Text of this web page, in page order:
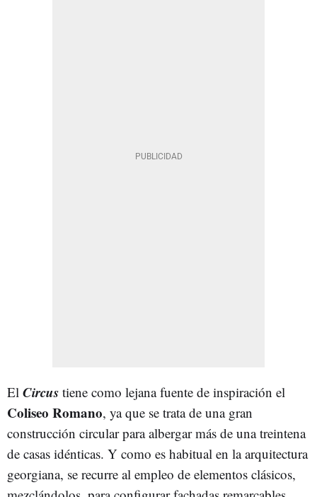
El Circus tiene como lejana fuente de inspiración el
Coliseo Romano, ya que se trata de una gran
construcción circular para albergar más de una treintena
de casas idénticas. Y como es habitual en la arquitectura
georgiana, se recurre al empleo de elementos clásicos,